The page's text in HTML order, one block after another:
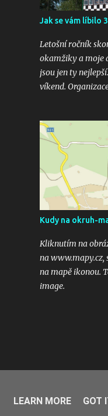
Jak se vám líbilo
Letošní ročník
okamžiky a moje
jsou jen ty
víkend.
žádná velká
překrásné
kubaturách.
odkaz na email
podělte se s
těchto stránkých.
vám? Pište do
Kudy na okruh-
Kliknutím na
na
na mapě ikonou.
image.
LEARN MORE GOT